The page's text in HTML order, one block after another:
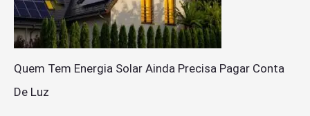
Quem Tem Energia Solar Ainda Precisa Pagar Conta
De Luz